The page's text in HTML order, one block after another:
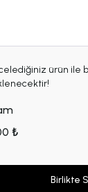
ürün ile
₺
Birlikte